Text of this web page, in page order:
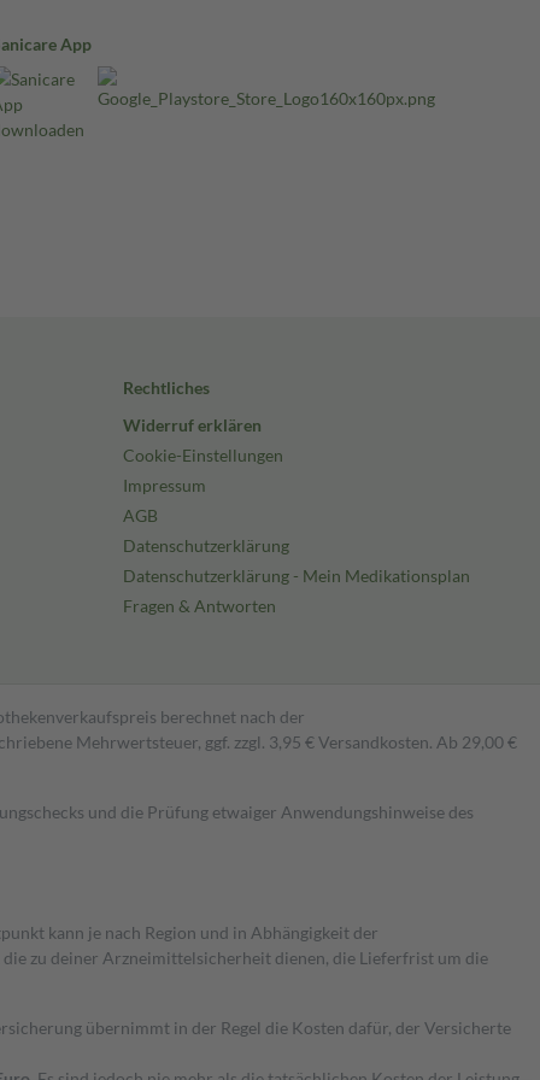
App
Rechtliches
Widerruf erklären
Cookie-Einstellungen
Impressum
AGB
Datenschutzerklärung
Datenschutzerklärung - Mein Medikationsplan
Fragen & Antworten
berechnet nach der
Mehrwertsteuer, ggf. zzgl. 3,95 € Versandkosten. Ab 29,00 €
und die Prüfung etwaiger Anwendungshinweise des
kann je nach Region und in Abhängigkeit der
zu deiner Arzneimittelsicherheit dienen, die Lieferfrist um die
übernimmt in der Regel die Kosten dafür, der Versicherte